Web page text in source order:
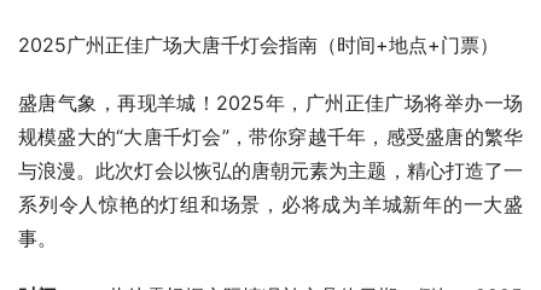
2025广州正佳广场大唐千灯会指南（时间+地点+门票）
盛唐气象，再现羊城！2025年，广州正佳广场将举办一场
规模盛大的“大唐千灯会”，带你穿越千年，感受盛唐的繁华
与浪漫。此次灯会以恢弘的唐朝元素为主题，精心打造了一
系列令人惊艳的灯组和场景，必将成为羊城新年的一大盛
事。